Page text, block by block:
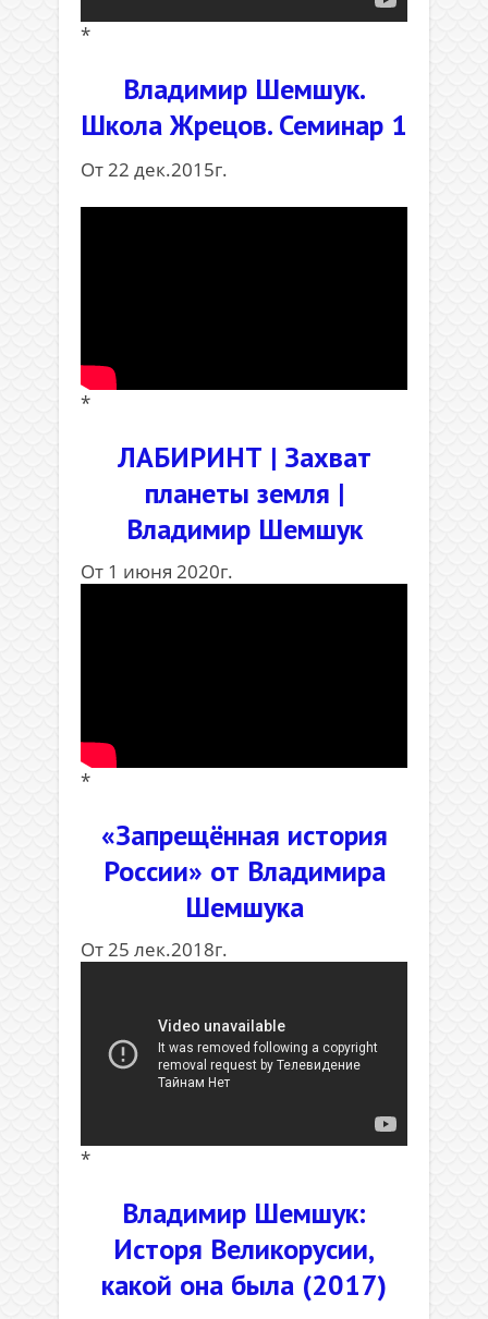
*
Владимир Шемшук.
Школа Жрецов. Семинар 1
От 22 дек.2015г.
*
ЛАБИРИНТ | Захват
планеты земля |
Владимир Шемшук
От 1 июня 2020г.
*
«Запрещённая история
России» от Владимира
Шемшука
От 25 лек.2018г.
*
Владимир Шемшук:
Исторя Великорусии,
какой она была (2017)